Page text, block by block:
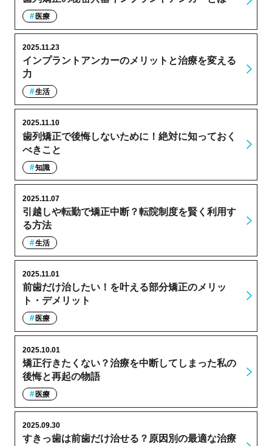
医療
インプラントアンカーのメリットと治療を変える
力
2025.11.23
生活
歯列矯正で後悔しないために！絶対に知っておく
べきこと
2025.11.10
知識
引越しや転勤で矯正中断？転院制度を賢く利用す
る方法
2025.11.07
生活
前歯だけ治したい！を叶える部分矯正のメリッ
ト・デメリット
2025.11.01
医療
矯正行きたくない？治療を中断してしまった私の
後悔と再起の物語
2025.10.01
医療
すきっ歯は前歯だけ治せる？原因別の最適な治療
2025.09.30